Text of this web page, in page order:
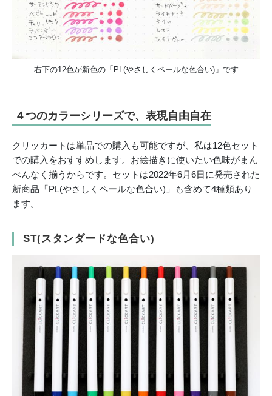
右下の12色が新色の「PL(やさしくペールな色合い)」です
４つのカラーシリーズで、表現自由自在
クリッカートは単品での購入も可能ですが、私は12色セット
での購入をおすすめします。お絵描きに使いたい色味がまん
べんなく揃うからです。セットは2022年6月6日に発売された
新商品「PL(やさしくペールな色合い)」も含めて4種類あり
ます。
ST(スタンダードな色合い)